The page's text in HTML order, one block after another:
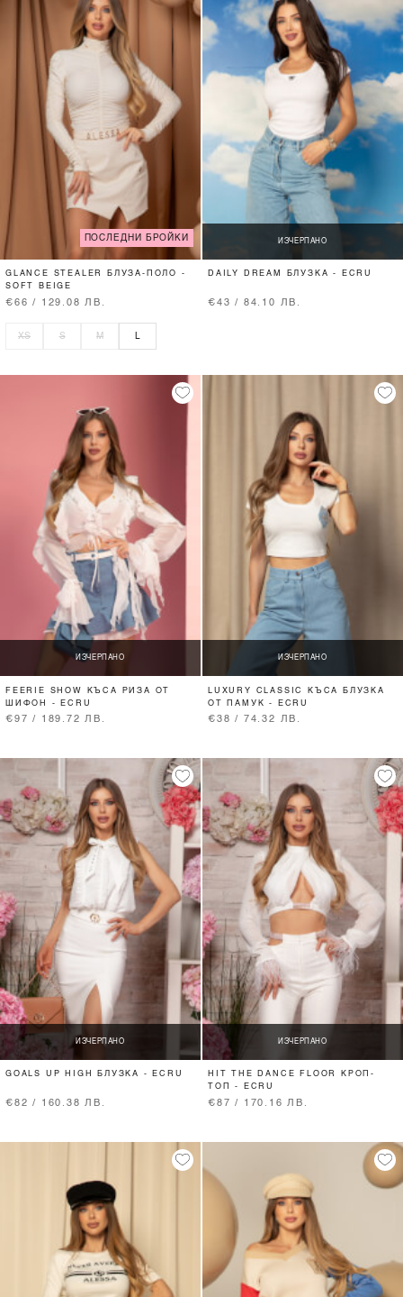
ПОСЛЕДНИ БРОЙКИ
GLANCE STEALER БЛУЗА-ПОЛО -
SOFT BEIGE
€66 / 129.08 ЛВ.
XS S M
ИЗЧЕРПАНО
DAILY DREAM БЛУЗКА - ECRU
€43 / 84.10 ЛВ.
ИЗЧЕРПАНО
FEERIE SHOW КЪСА РИЗА ОТ
ШИФОН - ECRU
€97 / 189.72 ЛВ.
ИЗЧЕРПАНО
LUXURY CLASSIC КЪСА БЛУЗКА
ОТ ПАМУК - ECRU
€38 / 74.32 ЛВ.
ИЗЧЕРПАНО
GOALS UP HIGH БЛУЗКА - ECRU
€82 / 160.38 ЛВ.
ИЗЧЕРПАНО
HIT THE DANCE FLOOR КРОП-
ТОП - ECRU
€87 / 170.16 ЛВ.